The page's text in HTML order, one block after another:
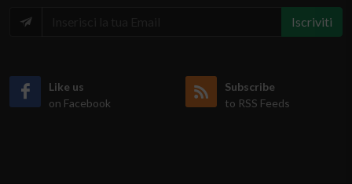
Iscriviti
Like us
on Facebook
Subscribe
to RSS Feeds